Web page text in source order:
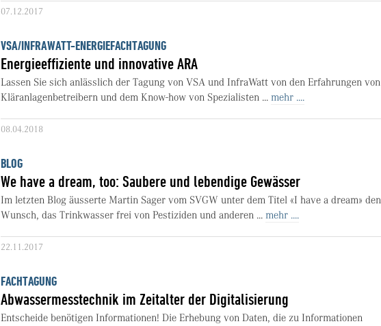
07.12.2017
VSA/INFRAWATT-ENERGIEFACHTAGUNG
Energieeffiziente und innovative ARA
Lassen Sie sich anlässlich der Tagung von VSA und InfraWatt von den Erfahrungen von
Kläranlagenbetreibern und dem Know-how von Spezialisten ... mehr ....
08.04.2018
BLOG
We have a dream, too: Saubere und lebendige Gewässer
Im letzten Blog äusserte Martin Sager vom SVGW unter dem Titel «I have a dream» den
Wunsch, das Trinkwasser frei von Pestiziden und anderen ... mehr ....
22.11.2017
FACHTAGUNG
Abwassermesstechnik im Zeitalter der Digitalisierung
Entscheide benötigen Informationen! Die Erhebung von Daten, die zu Informationen